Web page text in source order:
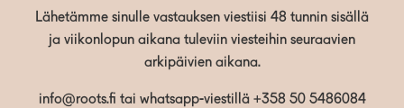
Lähetämme sinulle vastauksen viestiisi 48 tunnin sisällä
ja viikonlopun aikana tuleviin viesteihin seuraavien
arkipäivien aikana.
info@roots.fi tai whatsapp-viestillä +358 50 5486084